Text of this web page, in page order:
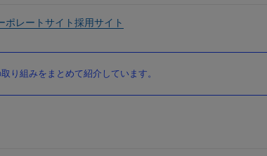
ポレートサイト採用サイト
り組みをまとめて紹介しています。